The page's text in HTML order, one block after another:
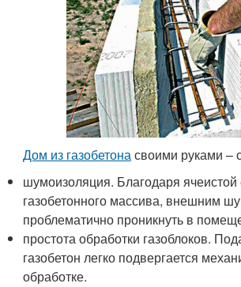
Дом из газобетонасвоими руками –
шумоизоляция. Благодаря ячеистой
газобетонного массива, внешним
проблематично проникнуть в
простота обработки газоблоков.
газобетон легко подвергается
обработке.